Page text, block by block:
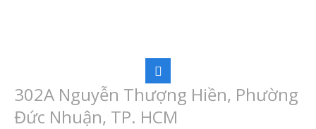
302A Nguyễn Thượng Hiền, Phường
Đức Nhuận, TP. HCM